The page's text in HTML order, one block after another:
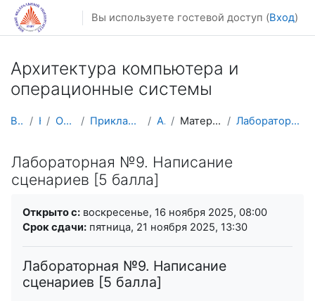
Перейти к основному содержанию
Вы используете гостевой доступ (Вход)
Архитектура компьютера и
операционные системы
В начало Курсы Осенний семестр Прикладная математика и информатика AM CA&OS Материалы лабораторных работ Лабораторная №9. Написание сценариев [5 балла]
Лабораторная №9. Написание
сценариев [5 балла]
Открыто с: воскресенье, 16 ноября 2025, 08:00
Срок сдачи: пятница, 21 ноября 2025, 13:30
Лабораторная №9. Написание
сценариев [5 балла]